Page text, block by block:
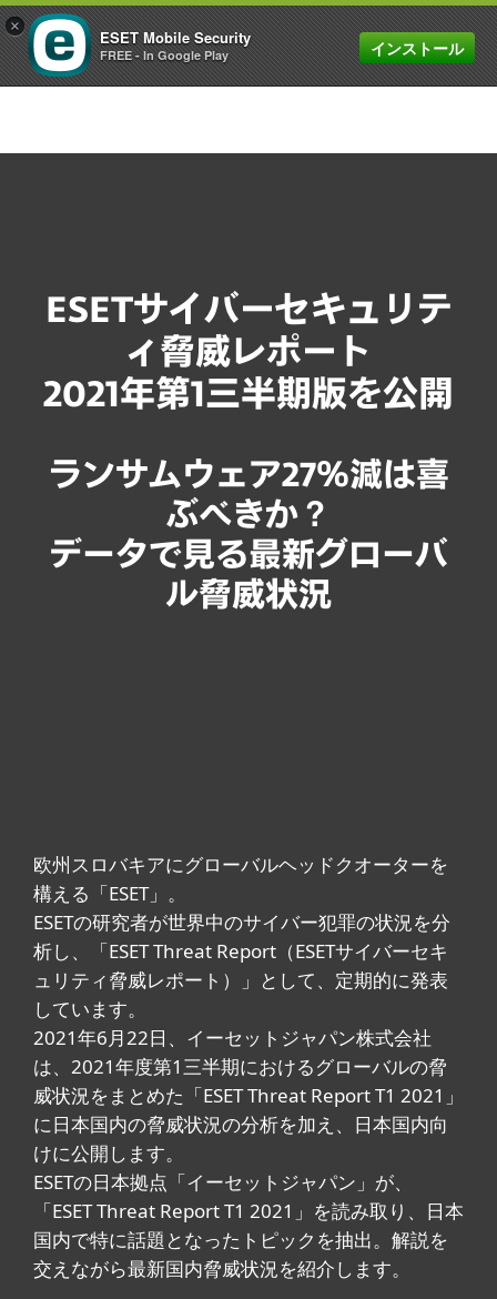
MENU
ESETサイバーセキュリテ
ィ脅威レポート
2021年第1三半期版を公開
ランサムウェア27％減は喜
ぶべきか？
データで見る最新グローバ
ル脅威状況
欧州スロバキアにグローバルヘッドクオーターを
構える「ESET」。
ESETの研究者が世界中のサイバー犯罪の状況を分
析し、「ESET Threat Report（ESETサイバーセキ
ュリティ脅威レポート）」として、定期的に発表
しています。
2021年6月22日、イーセットジャパン株式会社
は、2021年度第1三半期におけるグローバルの脅
威状況をまとめた「ESET Threat Report T1 2021」
に日本国内の脅威状況の分析を加え、日本国内向
けに公開します。
ESETの日本拠点「イーセットジャパン」が、
「ESET Threat Report T1 2021」を読み取り、日本
国内で特に話題となったトピックを抽出。解説を
交えながら最新国内脅威状況を紹介します。
×
ESET Mobile Security
FREE - In Google Play インストール